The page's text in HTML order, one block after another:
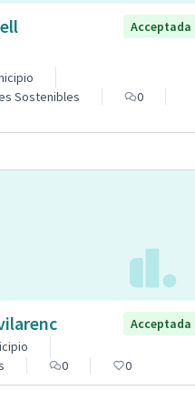
Acceptada
Sostenibles
0
Acceptada
0 0